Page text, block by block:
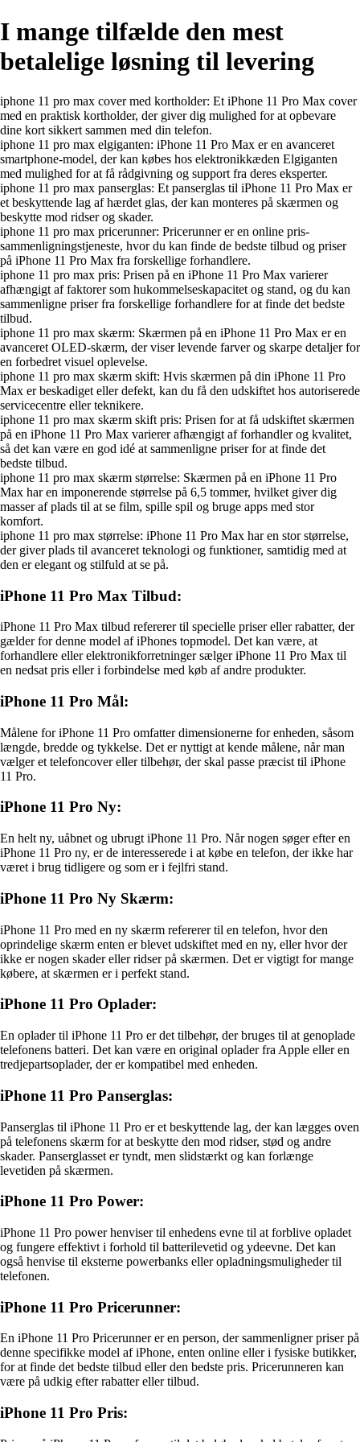
I mange tilfælde den mest
betalelige løsning til levering
iphone 11 pro max cover med kortholder: Et iPhone 11 Pro Max cover
med en praktisk kortholder, der giver dig mulighed for at opbevare
dine kort sikkert sammen med din telefon.
iphone 11 pro max elgiganten: iPhone 11 Pro Max er en avanceret
smartphone-model, der kan købes hos elektronikkæden Elgiganten
med mulighed for at få rådgivning og support fra deres eksperter.
iphone 11 pro max panserglas: Et panserglas til iPhone 11 Pro Max er
et beskyttende lag af hærdet glas, der kan monteres på skærmen og
beskytte mod ridser og skader.
iphone 11 pro max pricerunner: Pricerunner er en online pris-
sammenligningstjeneste, hvor du kan finde de bedste tilbud og priser
på iPhone 11 Pro Max fra forskellige forhandlere.
iphone 11 pro max pris: Prisen på en iPhone 11 Pro Max varierer
afhængigt af faktorer som hukommelseskapacitet og stand, og du kan
sammenligne priser fra forskellige forhandlere for at finde det bedste
tilbud.
iphone 11 pro max skærm: Skærmen på en iPhone 11 Pro Max er en
avanceret OLED-skærm, der viser levende farver og skarpe detaljer for
en forbedret visuel oplevelse.
iphone 11 pro max skærm skift: Hvis skærmen på din iPhone 11 Pro
Max er beskadiget eller defekt, kan du få den udskiftet hos autoriserede
servicecentre eller teknikere.
iphone 11 pro max skærm skift pris: Prisen for at få udskiftet skærmen
på en iPhone 11 Pro Max varierer afhængigt af forhandler og kvalitet,
så det kan være en god idé at sammenligne priser for at finde det
bedste tilbud.
iphone 11 pro max skærm størrelse: Skærmen på en iPhone 11 Pro
Max har en imponerende størrelse på 6,5 tommer, hvilket giver dig
masser af plads til at se film, spille spil og bruge apps med stor
komfort.
iphone 11 pro max størrelse: iPhone 11 Pro Max har en stor størrelse,
der giver plads til avanceret teknologi og funktioner, samtidig med at
den er elegant og stilfuld at se på.
iPhone 11 Pro Max Tilbud:
iPhone 11 Pro Max tilbud refererer til specielle priser eller rabatter, der
gælder for denne model af iPhones topmodel. Det kan være, at
forhandlere eller elektronikforretninger sælger iPhone 11 Pro Max til
en nedsat pris eller i forbindelse med køb af andre produkter.
iPhone 11 Pro Mål:
Målene for iPhone 11 Pro omfatter dimensionerne for enheden, såsom
længde, bredde og tykkelse. Det er nyttigt at kende målene, når man
vælger et telefoncover eller tilbehør, der skal passe præcist til iPhone
11 Pro.
iPhone 11 Pro Ny:
En helt ny, uåbnet og ubrugt iPhone 11 Pro. Når nogen søger efter en
iPhone 11 Pro ny, er de interesserede i at købe en telefon, der ikke har
været i brug tidligere og som er i fejlfri stand.
iPhone 11 Pro Ny Skærm:
iPhone 11 Pro med en ny skærm refererer til en telefon, hvor den
oprindelige skærm enten er blevet udskiftet med en ny, eller hvor der
ikke er nogen skader eller ridser på skærmen. Det er vigtigt for mange
købere, at skærmen er i perfekt stand.
iPhone 11 Pro Oplader:
En oplader til iPhone 11 Pro er det tilbehør, der bruges til at genoplade
telefonens batteri. Det kan være en original oplader fra Apple eller en
tredjepartsoplader, der er kompatibel med enheden.
iPhone 11 Pro Panserglas:
Panserglas til iPhone 11 Pro er et beskyttende lag, der kan lægges oven
på telefonens skærm for at beskytte den mod ridser, stød og andre
skader. Panserglasset er tyndt, men slidstærkt og kan forlænge
levetiden på skærmen.
iPhone 11 Pro Power:
iPhone 11 Pro power henviser til enhedens evne til at forblive opladet
og fungere effektivt i forhold til batterilevetid og ydeevne. Det kan
også henvise til eksterne powerbanks eller opladningsmuligheder til
telefonen.
iPhone 11 Pro Pricerunner:
En iPhone 11 Pro Pricerunner er en person, der sammenligner priser på
denne specifikke model af iPhone, enten online eller i fysiske butikker,
for at finde det bedste tilbud eller den bedste pris. Pricerunneren kan
være på udkig efter rabatter eller tilbud.
iPhone 11 Pro Pris: